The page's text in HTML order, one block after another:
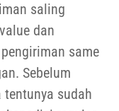
saling
dan
same
Sebelum
tentunya sudah